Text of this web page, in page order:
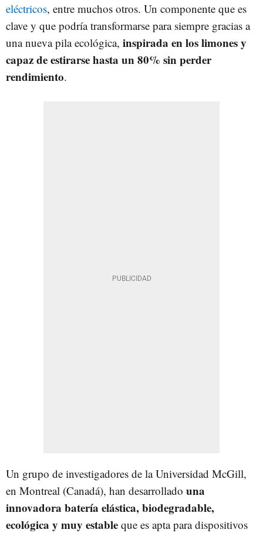
eléctricos, entre muchos otros. Un componente que es
clave y que podría transformarse para siempre gracias a
una nueva pila ecológica, inspirada en los limones y
capaz de estirarse hasta un 80% sin perder
rendimiento.
Un grupo de investigadores de la Universidad McGill,
en Montreal (Canadá), han desarrollado una
innovadora batería elástica, biodegradable,
ecológica y muy estable que es apta para dispositivos